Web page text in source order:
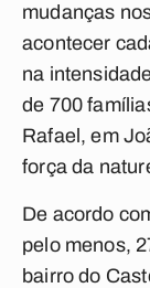
mudanças
acontecer
na
de 700
Rafael, em
força da
De acordo
pelo menos,
bairro do